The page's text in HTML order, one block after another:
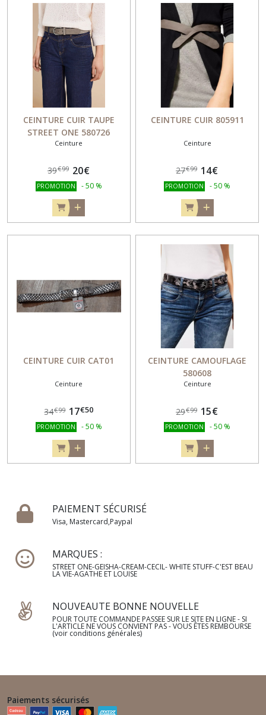
CEINTURE CUIR TAUPE
STREET ONE 580726
Ceinture
39€99 20€
PROMOTION -50 %
CEINTURE CUIR 805911
Ceinture
27€99 14€
PROMOTION -50 %
CEINTURE CUIR CAT01
Ceinture
34€99 17€50
PROMOTION -50 %
CEINTURE CAMOUFLAGE
580608
Ceinture
29€99 15€
PROMOTION -50 %
PAIEMENT SÉCURISÉ
Visa, Mastercard,Paypal
MARQUES :
STREET ONE-GEISHA-CREAM-CECIL- WHITE STUFF-C'EST BEAU
LA VIE-AGATHE ET LOUISE
NOUVEAUTE BONNE NOUVELLE
POUR TOUTE COMMANDE PASSEE SUR LE SITE EN LIGNE - SI
L'ARTICLE NE VOUS CONVIENT PAS - VOUS ÊTES REMBOURSE
(voir conditions générales)
Paiements sécurisés